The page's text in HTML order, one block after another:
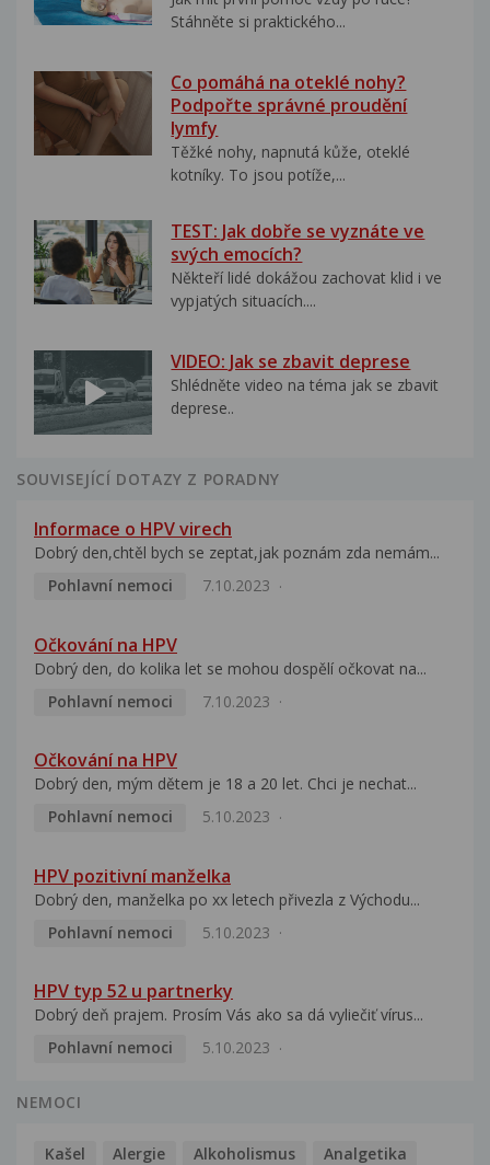
Stáhněte si praktického...
Co pomáhá na oteklé nohy?
Podpořte správné proudění
lymfy
Těžké nohy, napnutá kůže, oteklé
kotníky. To jsou potíže,...
TEST: Jak dobře se vyznáte ve
svých emocích?
Někteří lidé dokážou zachovat klid i ve
vypjatých situacích....
VIDEO: Jak se zbavit deprese
Shlédněte video na téma jak se zbavit
deprese..
SOUVISEJÍCÍ DOTAZY Z PORADNY
Informace o HPV virech
Dobrý den,chtěl bych se zeptat,jak poznám zda nemám...
Pohlavní nemoci
7.10.2023
Očkování na HPV
Dobrý den, do kolika let se mohou dospělí očkovat na...
Pohlavní nemoci
7.10.2023
Očkování na HPV
Dobrý den, mým dětem je 18 a 20 let. Chci je nechat...
Pohlavní nemoci
5.10.2023
HPV pozitivní manželka
Dobrý den, manželka po xx letech přivezla z Východu...
Pohlavní nemoci
5.10.2023
HPV typ 52 u partnerky
Dobrý deň prajem. Prosím Vás ako sa dá vyliečiť vírus...
Pohlavní nemoci
5.10.2023
NEMOCI
Kašel Alergie Alkoholismus
Analgetika